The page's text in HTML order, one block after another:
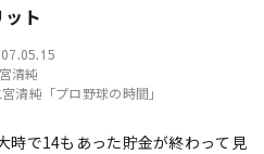
ト
清純
宮清純「プロ野球の時間」
時で14もあった貯金が終わって見